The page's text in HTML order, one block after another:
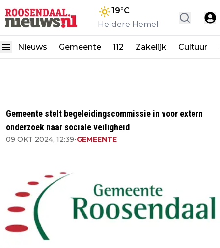
19°C
Heldere Hemel
Nieuws Gemeente 112 Zakelijk Cultuur
Gemeente stelt begeleidingscommissie in voor extern
onderzoek naar sociale veiligheid
09 OKT 2024, 12:39•GEMEENTE